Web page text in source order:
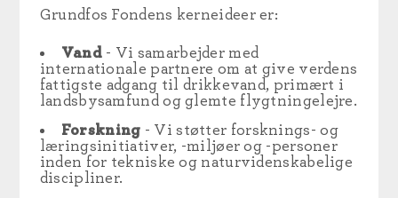
Grundfos Fondens kerneideer er:
Vand- Vi samarbejder med
internationale partnere om at give verdens
fattigste adgang til drikkevand, primært i
landsbysamfund og glemte flygtningelejre.
Forskning - Vi støtter forsknings- og
læringsinitiativer, -miljøer og -personer
inden for tekniske og naturvidenskabelige
discipliner.